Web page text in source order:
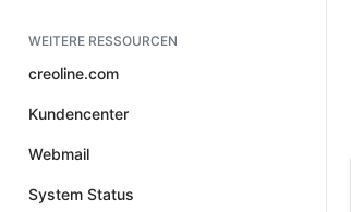
WEITERE RESSOURCEN
creoline.com
Kundencenter
Webmail
System Status